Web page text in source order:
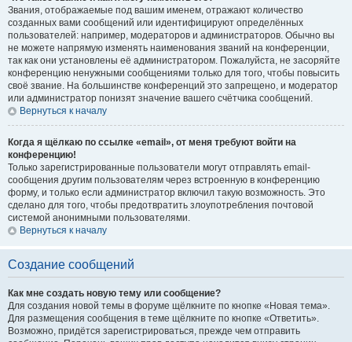
Звания, отображаемые под вашим именем, отражают количество
созданных вами сообщений или идентифицируют определённых
пользователей: например, модераторов и администраторов. Обычно вы
не можете напрямую изменять наименования званий на конференции,
так как они установлены её администратором. Пожалуйста, не засоряйте
конференцию ненужными сообщениями только для того, чтобы повысить
своё звание. На большинстве конференций это запрещено, и модератор
или администратор понизят значение вашего счётчика сообщений.
Вернуться к началу
Когда я щёлкаю по ссылке «email», от меня требуют войти на
конференцию!
Только зарегистрированные пользователи могут отправлять email-
сообщения другим пользователям через встроенную в конференцию
форму, и только если администратор включил такую возможность. Это
сделано для того, чтобы предотвратить злоупотребления почтовой
системой анонимными пользователями.
Вернуться к началу
Создание сообщений
Как мне создать новую тему или сообщение?
Для создания новой темы в форуме щёлкните по кнопке «Новая тема».
Для размещения сообщения в теме щёлкните по кнопке «Ответить».
Возможно, придётся зарегистрироваться, прежде чем отправить